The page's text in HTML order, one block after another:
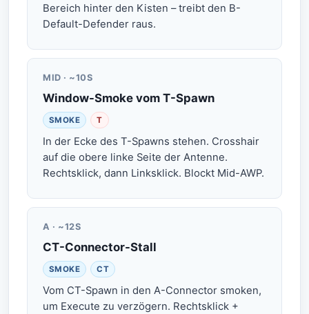
Bereich hinter den Kisten – treibt den B-
Default-Defender raus.
MID · ~10S
Window-Smoke vom T-Spawn
SMOKE T
In der Ecke des T-Spawns stehen. Crosshair
auf die obere linke Seite der Antenne.
Rechtsklick, dann Linksklick. Blockt Mid-AWP.
A · ~12S
CT-Connector-Stall
SMOKE CT
Vom CT-Spawn in den A-Connector smoken,
um Execute zu verzögern. Rechtsklick +